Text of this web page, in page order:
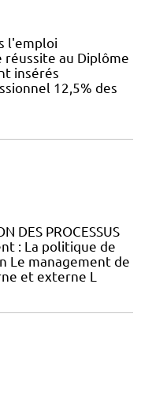
l'emploi
réussite au Diplôme
insérés
12,5% des
DES PROCESSUS
: La politique de
Le management de
et externe L